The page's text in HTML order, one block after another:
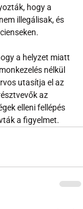
hogy a
illegálisak, és
a helyzet miatt
nélkül
utasítja el az
az
elleni fellépés
a figyelmet.